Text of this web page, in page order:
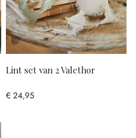
Lint set van 2 Valethor
€ 24,95